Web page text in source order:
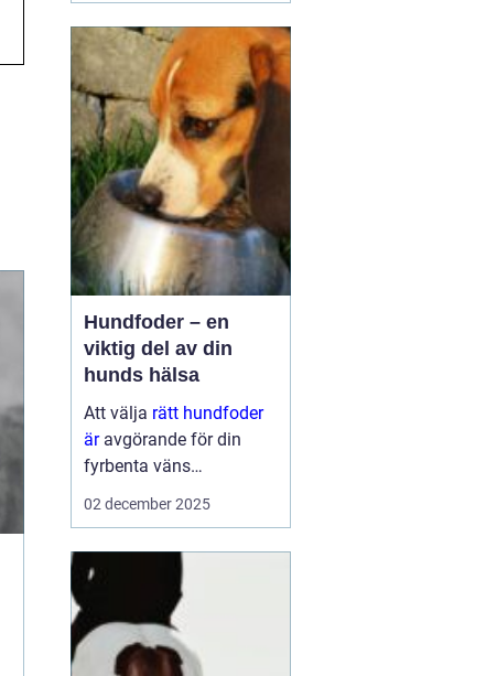
väntar en speciell
upplevelse för dem som
vill se älgar i...
Hundfoder – en
viktig del av din
hunds hälsa
Att välja rätt hundfoder
äravgörande för din
fyrbenta väns
välmående. En
02 december 2025